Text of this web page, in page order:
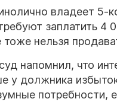
владеет 5-
заплатить 4
нельзя
суд напомнил, что
у должника
потребности,